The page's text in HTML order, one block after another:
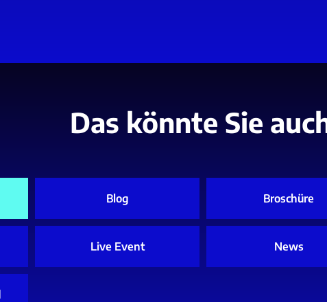
Das könnte Sie
Blog Broschüre
Live Event News